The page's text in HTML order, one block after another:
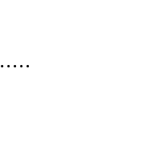
• • • • •